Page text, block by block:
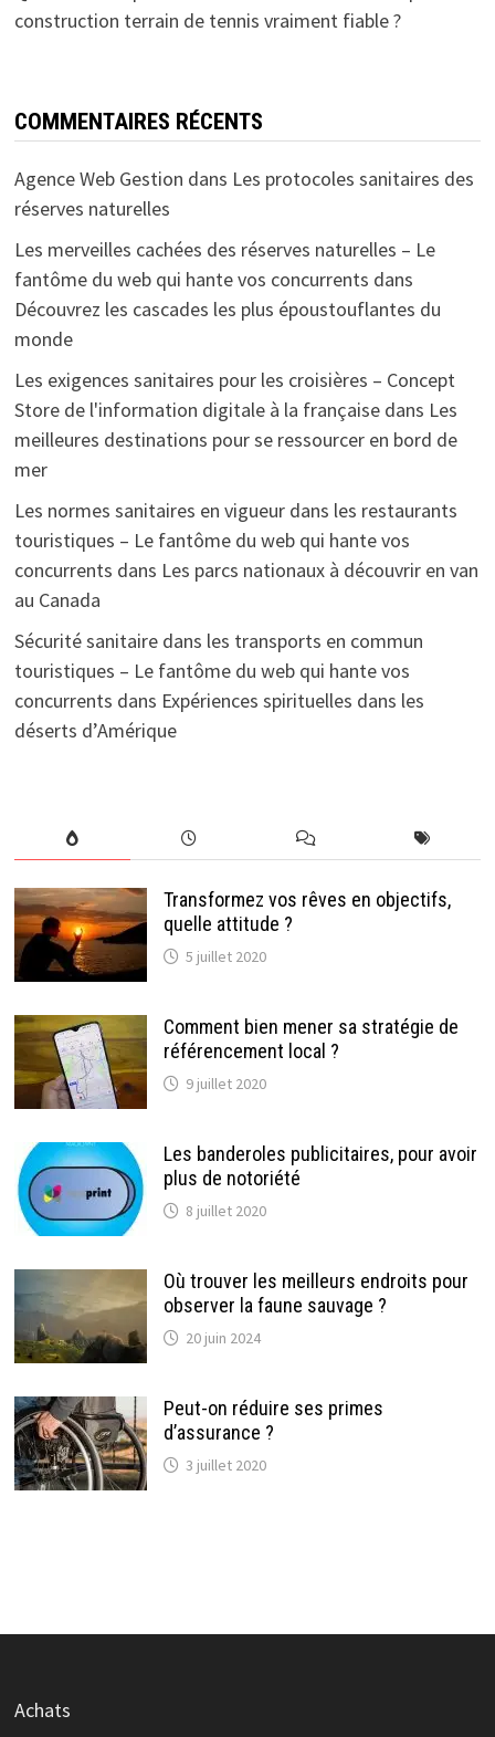
construction terrain de tennis vraiment fiable ?
COMMENTAIRES RÉCENTS
Agence Web Gestion dans Les protocoles sanitaires des
réserves naturelles
Les merveilles cachées des réserves naturelles – Le
fantôme du web qui hante vos concurrents dans
Découvrez les cascades les plus époustouflantes du
monde
Les exigences sanitaires pour les croisières – Concept
Store de l'information digitale à la françaisedans Les
meilleures destinations pour se ressourcer en bord de
mer
Les normes sanitaires en vigueur dans les restaurants
touristiques – Le fantôme du web qui hante vos
concurrents dans Les parcs nationaux à découvrir en van
au Canada
Sécurité sanitaire dans les transports en commun
touristiques – Le fantôme du web qui hante vos
concurrents dans Expériences spirituelles dans les
déserts d’Amérique
Transformez vos rêves en objectifs,
quelle attitude ?
5 juillet 2020
Comment bien mener sa stratégie de
référencement local ?
9 juillet 2020
Les banderoles publicitaires, pour avoir
plus de notoriété
8 juillet 2020
Où trouver les meilleurs endroits pour
observer la faune sauvage ?
20 juin 2024
Peut-on réduire ses primes
d’assurance ?
3 juillet 2020
Achats